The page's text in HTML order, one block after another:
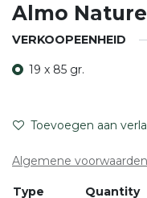
Almo
VERKOOPEENHEID
19 x 85 gr.
Toevoegen aan
Algemene voorwaarden
Type Quantity